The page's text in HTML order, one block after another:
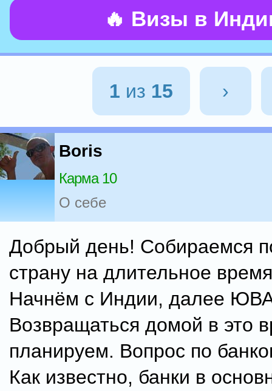
🔥 Визы в
1 из 15 ›
Boris
Карма 10
О себе
Добрый день! Собираемся
страну на длительное
Начнём с Индии, далее
Возвращаться домой в это
планируем. Вопрос по
Как известно, банки в